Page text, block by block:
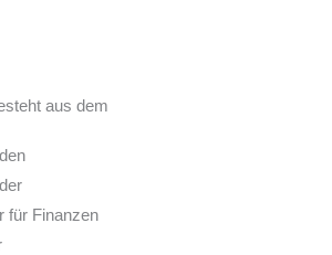
aus dem
für Finanzen